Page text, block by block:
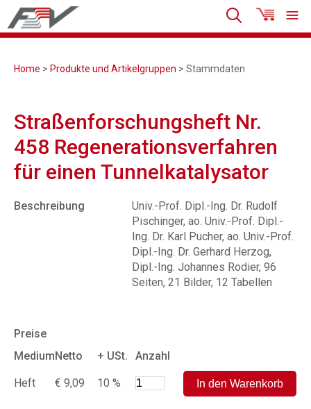
Home > Produkte und Artikelgruppen > Stammdaten
Straßenforschungsheft Nr.
458 Regenerationsverfahren
für einen Tunnelkatalysator
Beschreibung
Univ.-Prof. Dipl.-Ing. Dr. Rudolf
Pischinger, ao. Univ.-Prof. Dipl.-
Ing. Dr. Karl Pucher, ao. Univ.-Prof.
Dipl.-Ing. Dr. Gerhard Herzog,
Dipl.-Ing. Johannes Rodier, 96
Seiten, 21 Bilder, 12 Tabellen
Preise
MediumNetto + USt. Anzahl
Heft € 9,09 10 %